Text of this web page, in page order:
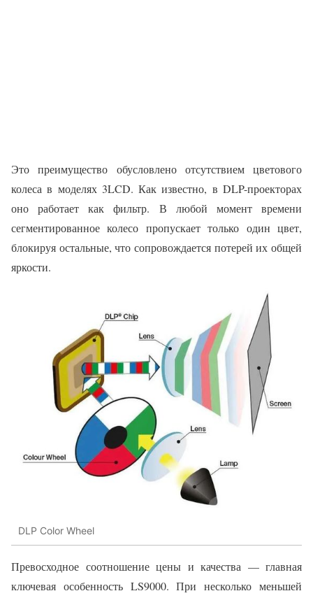
Это преимущество обусловлено отсутствием цветового
колеса в моделях 3LCD. Как известно, в DLP-проекторах
оно работает как фильтр. В любой момент времени
сегментированное колесо пропускает только один цвет,
блокируя остальные, что сопровождается потерей их общей
яркости.
DLP Color Wheel
Превосходное соотношение цены и качества — главная
ключевая особенность LS9000. При несколько меньшей